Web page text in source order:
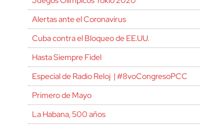
Alertas ante el Coronavirus
Cuba contra el Bloqueo de EE.UU.
Hasta Siempre Fidel
Especial de Radio Reloj | #8voCongresoPCC
Primero de Mayo
La Habana, 500 años